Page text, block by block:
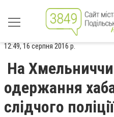
12:49, 16 серпня 2016 р.
На
одержання
слідчого поліції